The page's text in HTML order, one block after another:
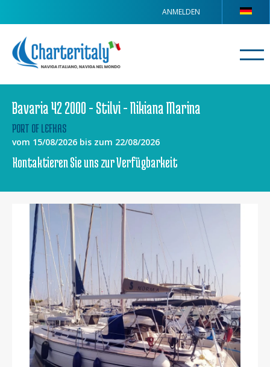
ANMELDEN
Bavaria 42 2000 - Stilvi - Nikiana Marina
PORT OF LEFKAS
vom 15/08/2026 bis zum 22/08/2026
Kontaktieren Sie uns zur Verfügbarkeit